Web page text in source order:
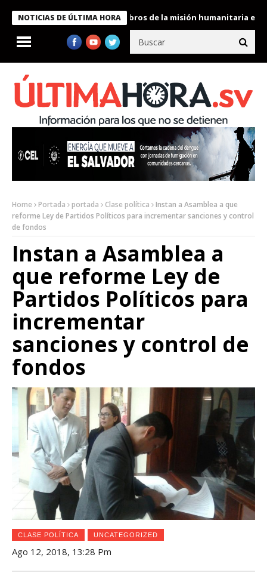
NOTICIAS DE ÚLTIMA HORA
Bukele condecora a miembros de la misión humanitaria enviada
Home Portada portada Clase política
Instan a Asamblea a que
reforme Ley de Partidos Políticos para incrementar sanciones y control
de fondos
Instan a Asamblea a
que reforme Ley de
Partidos Políticos para
incrementar
sanciones y control de
fondos
CLASE POLÍTICA UNCATEGORIZED
Ago 12, 2018, 13:28 Pm